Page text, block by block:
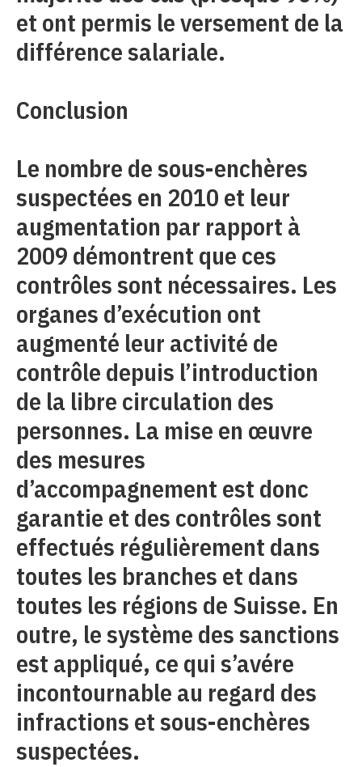
et ont permis le versement de la
différence salariale.
Conclusion
Le nombre de sous-enchères
suspectées en 2010 et leur
augmentation par rapport à
2009 démontrent que ces
contrôles sont nécessaires. Les
organes d’exécution ont
augmenté leur activité de
contrôle depuis l’introduction
de la libre circulation des
personnes. La mise en œuvre
des mesures
d’accompagnement est donc
garantie et des contrôles sont
effectués régulièrement dans
toutes les branches et dans
toutes les régions de Suisse. En
outre, le système des sanctions
est appliqué, ce qui s’avére
incontournable au regard des
infractions et sous-enchères
suspectées.